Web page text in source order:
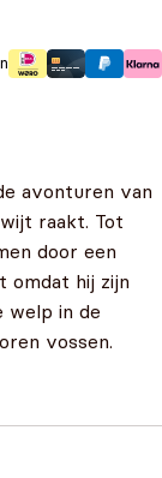
avonturen van
raakt. Tot
door een
omdat hij zijn
welp in de
vossen.